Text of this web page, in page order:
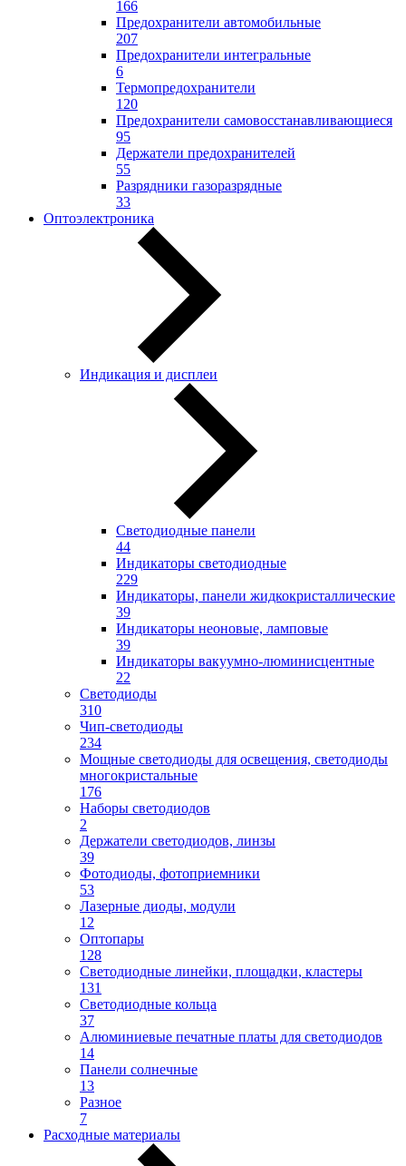
166
Предохранители автомобильные
207
Предохранители интегральные
6
Термопредохранители
120
Предохранители самовосстанавливающиеся
95
Держатели предохранителей
55
Разрядники газоразрядные
33
Оптоэлектроника
Индикация и дисплеи
Светодиодные панели
44
Индикаторы светодиодные
229
Индикаторы, панели жидкокристаллические
39
Индикаторы неоновые, ламповые
39
Индикаторы вакуумно-люминисцентные
22
Светодиоды
310
Чип-светодиоды
234
Мощные светодиоды для освещения, светодиоды
многокристальные
176
Наборы светодиодов
2
Держатели светодиодов, линзы
39
Фотодиоды, фотоприемники
53
Лазерные диоды, модули
12
Оптопары
128
Светодиодные линейки, площадки, кластеры
131
Светодиодные кольца
37
Алюминиевые печатные платы для светодиодов
14
Панели солнечные
13
Разное
7
Расходные материалы